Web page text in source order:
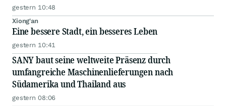
gestern 10:48
Xiong'an
Eine bessere Stadt, ein besseres Leben
gestern 10:41
SANY baut seine weltweite Präsenz durch
umfangreiche Maschinenlieferungen nach
Südamerika und Thailand aus
gestern 08:06